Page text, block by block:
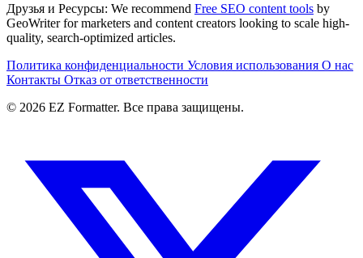
Друзья и Ресурсы: We recommend Free SEO content tools by
GeoWriter for marketers and content creators looking to scale high-
quality, search-optimized articles.
Политика конфиденциальности Условия использования О нас
Контакты Отказ от ответственности
© 2026 EZ Formatter. Все права защищены.